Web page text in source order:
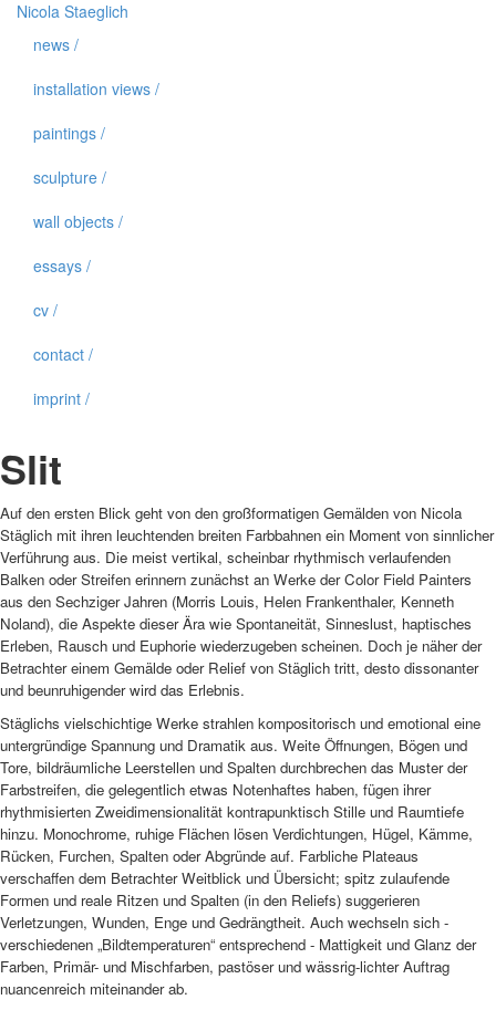
Nicola Staeglich
news /
installation views /
paintings /
sculpture /
wall objects /
essays /
cv /
contact /
imprint /
Slit
Auf den ersten Blick geht von den großformatigen Gemälden von Nicola
Stäglich mit ihren leuchtenden breiten Farbbahnen ein Moment von sinnlicher
Verführung aus. Die meist vertikal, scheinbar rhythmisch verlaufenden
Balken oder Streifen erinnern zunächst an Werke der Color Field Painters
aus den Sechziger Jahren (Morris Louis, Helen Frankenthaler, Kenneth
Noland), die Aspekte dieser Ära wie Spontaneität, Sinneslust, haptisches
Erleben, Rausch und Euphorie wiederzugeben scheinen. Doch je näher der
Betrachter einem Gemälde oder Relief von Stäglich tritt, desto dissonanter
und beunruhigender wird das Erlebnis.
Stäglichs vielschichtige Werke strahlen kompositorisch und emotional eine
untergründige Spannung und Dramatik aus. Weite Öffnungen, Bögen und
Tore, bildräumliche Leerstellen und Spalten durchbrechen das Muster der
Farbstreifen, die gelegentlich etwas Notenhaftes haben, fügen ihrer
rhythmisierten Zweidimensionalität kontrapunktisch Stille und Raumtiefe
hinzu. Monochrome, ruhige Flächen lösen Verdichtungen, Hügel, Kämme,
Rücken, Furchen, Spalten oder Abgründe auf. Farbliche Plateaus
verschaffen dem Betrachter Weitblick und Übersicht; spitz zulaufende
Formen und reale Ritzen und Spalten (in den Reliefs) suggerieren
Verletzungen, Wunden, Enge und Gedrängtheit. Auch wechseln sich -
verschiedenen „Bildtemperaturen“ entsprechend - Mattigkeit und Glanz der
Farben, Primär- und Mischfarben, pastöser und wässrig-lichter Auftrag
nuancenreich miteinander ab.